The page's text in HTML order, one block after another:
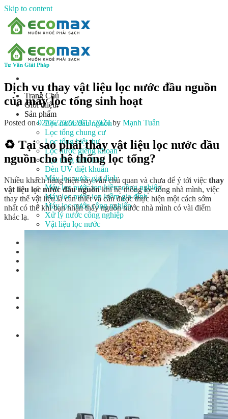
Skip to content
Trang Chủ
Giới thiệu
Sản phẩm
Lọc nước đầu nguồn
Lọc tổng chung cư
Lọc tổng biệt thự
Lọc nước giếng khoan
Lọc tổng sinh hoạt
Đèn UV diệt khuẩn
Máy lọc nước gia đình
Máy lọc nước ion kiềm công nghiệp
Máy lọc nước ion kiềm gia đình
Máy lọc nước công nghiệp
Xử lý nước công nghiệp
Vật liệu lọc nước
Tư Vấn Giải Pháp
Dịch vụ thay vật liệu lọc nước đầu nguồn
của máy lọc tổng sinh hoạt
Posted on02/06/202329/11/2024 by Mạnh Tuân
♻️ Tại sao phải thay vật liệu lọc nước đầu
nguồn cho hệ thống lọc tổng?
Nhiều khách hàng hiện nay vẫn chủ quan và chưa để ý tới việc thay
vật liệu lọc nước đầu nguồnkhi hệ thống lọc tổng nhà mình, việc
thay thế vật liệu là cần thiết và cần được thực hiện một cách sớm
nhất có thể khi bạn nhận thấy nguồn nước nhà mình có vài điểm
khác lạ.